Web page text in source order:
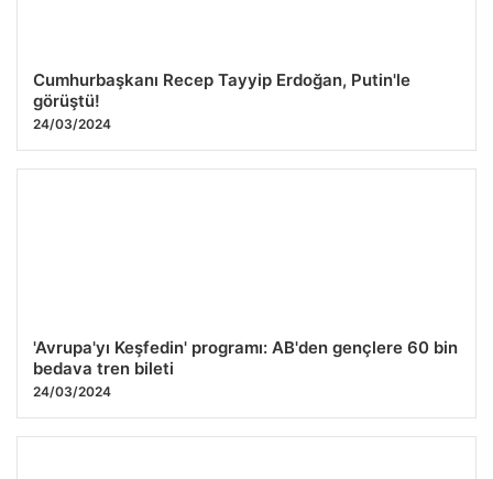
Cumhurbaşkanı Recep Tayyip Erdoğan, Putin'le
görüştü!
24/03/2024
'Avrupa'yı Keşfedin' programı: AB'den gençlere 60 bin
bedava tren bileti
24/03/2024